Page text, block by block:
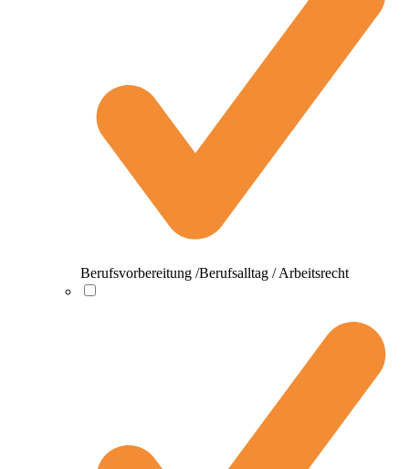
Berufsvorbereitung /Berufsalltag / Arbeitsrecht